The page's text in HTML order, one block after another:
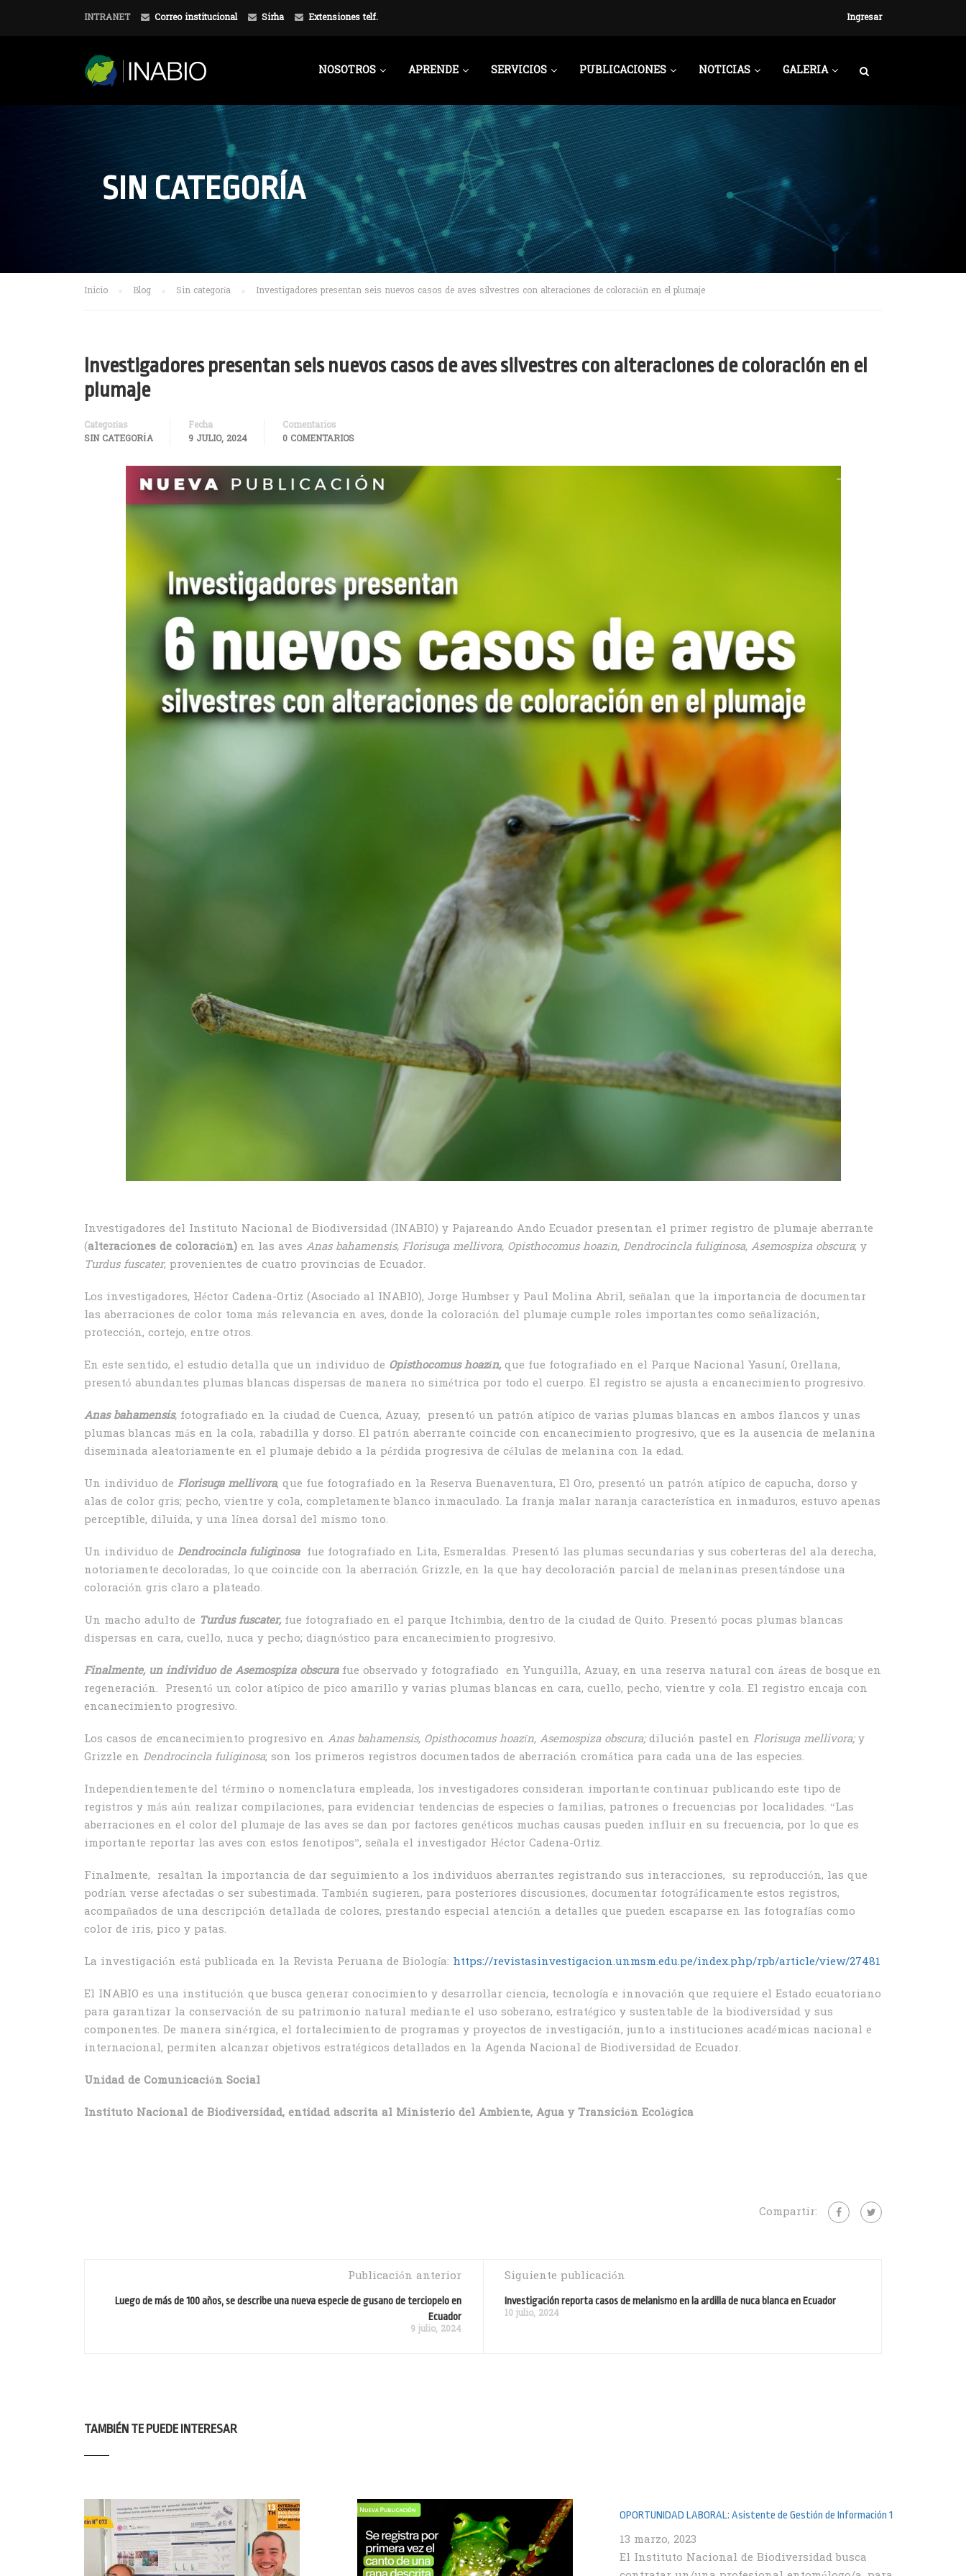
INTRANET Correo institucional Sirha Extensiones telf. Ingresar
NOSOTROS APRENDE SERVICIOS PUBLICACIONES NOTICIAS GALERIA
SIN CATEGORÍA
Inicio Blog Sin categoría Investigadores presentan seis nuevos casos de aves silvestres con alteraciones de coloración en el plumaje
Investigadores presentan seis nuevos casos de aves silvestres con alteraciones de coloración en el
plumaje
Categorías
SIN CATEGORÍA
Fecha
9 JULIO, 2024
Comentarios
0 COMENTARIOS
Investigadores del Instituto Nacional de Biodiversidad (INABIO) y Pajareando Ando Ecuador presentan el primer registro de plumaje aberrante
(alteraciones de coloración) en las aves Anas bahamensis, Florisuga mellivora, Opisthocomus hoazín, Dendrocincla fuliginosa, Asemospiza obscura; y
Turdus fuscater, provenientes de cuatro provincias de Ecuador.
Los investigadores, Héctor Cadena-Ortiz (Asociado al INABIO), Jorge Humbser y Paul Molina Abril, señalan que la importancia de documentar
las aberraciones de color toma más relevancia en aves, donde la coloración del plumaje cumple roles importantes como señalización,
protección, cortejo, entre otros.
En este sentido, el estudio detalla que un individuo de Opisthocomus hoazín, que fue fotografiado en el Parque Nacional Yasuní, Orellana,
presentó abundantes plumas blancas dispersas de manera no simétrica por todo el cuerpo. El registro se ajusta a encanecimiento progresivo.
Anas bahamensis, fotografiado en la ciudad de Cuenca, Azuay, presentó un patrón atípico de varias plumas blancas en ambos flancos y unas
plumas blancas más en la cola, rabadilla y dorso. El patrón aberrante coincide con encanecimiento progresivo, que es la ausencia de melanina
diseminada aleatoriamente en el plumaje debido a la pérdida progresiva de células de melanina con la edad.
Un individuo de Florisuga mellivora, que fue fotografiado en la Reserva Buenaventura, El Oro, presentó un patrón atípico de capucha, dorso y
alas de color gris; pecho, vientre y cola, completamente blanco inmaculado. La franja malar naranja característica en inmaduros, estuvo apenas
perceptible, diluida, y una línea dorsal del mismo tono.
Un individuo de Dendrocincla fuliginosa fue fotografiado en Lita, Esmeraldas. Presentó las plumas secundarias y sus coberteras del ala derecha,
notoriamente decoloradas, lo que coincide con la aberración Grizzle, en la que hay decoloración parcial de melaninas presentándose una
coloración gris claro a plateado.
Un macho adulto de Turdus fuscater, fue fotografiado en el parque Itchimbia, dentro de la ciudad de Quito. Presentó pocas plumas blancas
dispersas en cara, cuello, nuca y pecho; diagnóstico para encanecimiento progresivo.
Finalmente, un individuo de Asemospiza obscurafue observado y fotografiado en Yunguilla, Azuay, en una reserva natural con áreas de bosque en
regeneración. Presentó un color atípico de pico amarillo y varias plumas blancas en cara, cuello, pecho, vientre y cola. El registro encaja con
encanecimiento progresivo.
Los casos de encanecimiento progresivo en Anas bahamensis, Opisthocomus hoazín, Asemospiza obscura;dilución pastel en Florisuga mellivora;y
Grizzle en Dendrocincla fuliginosa; son los primeros registros documentados de aberración cromática para cada una de las especies.
Independientemente del término o nomenclatura empleada, los investigadores consideran importante continuar publicando este tipo de
registros y más aún realizar compilaciones, para evidenciar tendencias de especies o familias, patrones o frecuencias por localidades. “Las
aberraciones en el color del plumaje de las aves se dan por factores genéticos muchas causas pueden influir en su frecuencia, por lo que es
importante reportar las aves con estos fenotipos”, señala el investigador Héctor Cadena-Ortiz.
Finalmente, resaltan la importancia de dar seguimiento a los individuos aberrantes registrando sus interacciones, su reproducción, las que
podrían verse afectadas o ser subestimada. También sugieren, para posteriores discusiones, documentar fotográficamente estos registros,
acompañados de una descripción detallada de colores, prestando especial atención a detalles que pueden escaparse en las fotografías como
color de iris, pico y patas.
La investigación está publicada en la Revista Peruana de Biología: https://revistasinvestigacion.unmsm.edu.pe/index.php/rpb/article/view/27481
El INABIO es una institución que busca generar conocimiento y desarrollar ciencia, tecnología e innovación que requiere el Estado ecuatoriano
para garantizar la conservación de su patrimonio natural mediante el uso soberano, estratégico y sustentable de la biodiversidad y sus
componentes. De manera sinérgica, el fortalecimiento de programas y proyectos de investigación, junto a instituciones académicas nacional e
internacional, permiten alcanzar objetivos estratégicos detallados en la Agenda Nacional de Biodiversidad de Ecuador.
Unidad de Comunicación Social
Instituto Nacional de Biodiversidad, entidad adscrita al Ministerio del Ambiente, Agua y Transición Ecológica
Compartir:
Publicación anterior
Luego de más de 100 años, se describe una nueva especie de gusano de terciopelo en
Ecuador
9 julio, 2024
Siguiente publicación
Investigación reporta casos de melanismo en la ardilla de nuca blanca en Ecuador
10 julio, 2024
TAMBIÉN TE PUEDE INTERESAR
OPORTUNIDAD LABORAL: Asistente de Gestión de Información 1
13 marzo, 2023
El Instituto Nacional de Biodiversidad busca